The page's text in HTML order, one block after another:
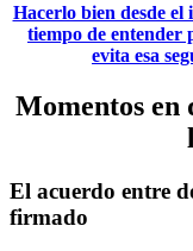
Hacerlo bien desde
tiempo de entender
evita esa
Momentos en
El acuerdo entre
firmado